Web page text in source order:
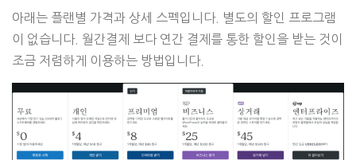
아래는 플랜별 가격과 상세 스펙입니다. 별도의 할인 프로그램
이 없습니다. 월간결제 보다 연간 결제를 통한 할인을 받는 것이
조금 저렴하게 이용하는 방법입니다.